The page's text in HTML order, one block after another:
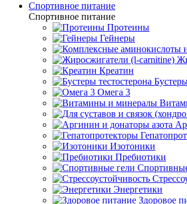
Спортивное питание
Спортивное питание
Протеины
Гейнеры
Креатин
Омега 3
Изотоники
Пребиотики
Энергетики
Здоровое